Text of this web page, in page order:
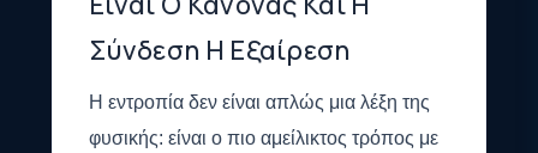
Σύνδεση Η Εξαίρεση
Η εντροπία δεν είναι απλώς μια λέξη της
φυσικής: είναι ο πιο αμείλικτος τρόπος με